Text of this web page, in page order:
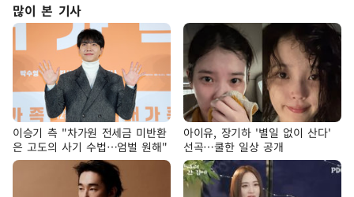
많이 본 기사
이승기 측 "차가원 전세금 미반환
은 고도의 사기 수법…엄벌 원해"
아이유, 장기하 '별일 없이 산다'
선곡…쿨한 일상 공개